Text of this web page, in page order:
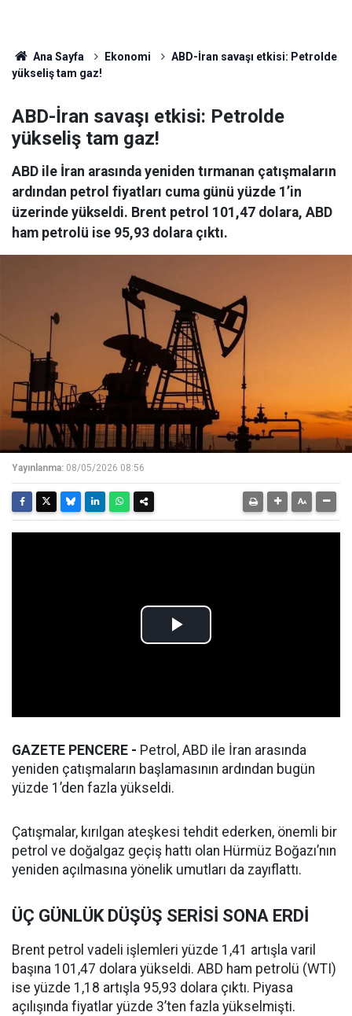
Ana Sayfa Ekonomi
ABD-İran savaşı etkisi: Petrolde
yükseliş tam gaz!
ABD-İran savaşı etkisi: Petrolde
yükseliş tam gaz!
ABD ile İran arasında yeniden tırmanan çatışmaların
ardından petrol fiyatları cuma günü yüzde 1’in
üzerinde yükseldi. Brent petrol 101,47 dolara, ABD
ham petrolü ise 95,93 dolara çıktı.
Yayınlanma: 08/05/2026 08:56
GAZETE PENCERE - Petrol, ABD ile İran arasında
yeniden çatışmaların başlamasının ardından bugün
yüzde 1’den fazla yükseldi.
Çatışmalar, kırılgan ateşkesi tehdit ederken, önemli bir
petrol ve doğalgaz geçiş hattı olan Hürmüz Boğazı’nın
yeniden açılmasına yönelik umutları da zayıflattı.
ÜÇ GÜNLÜK DÜŞÜŞ SERİSİ SONA ERDİ
Brent petrol vadeli işlemleri yüzde 1,41 artışla varil
başına 101,47 dolara yükseldi. ABD ham petrolü (WTI)
ise yüzde 1,18 artışla 95,93 dolara çıktı. Piyasa
açılışında fiyatlar yüzde 3’ten fazla yükselmişti.